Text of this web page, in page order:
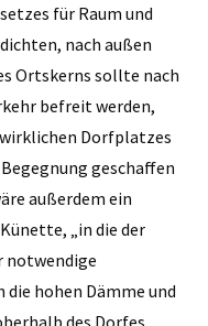
für Raum und
nach außen
Ortskerns sollte nach
befreit werden,
wirklichen Dorfplatzes
geschaffen
außerdem ein
„in die der
notwendige
die hohen Dämme und
des Dorfes